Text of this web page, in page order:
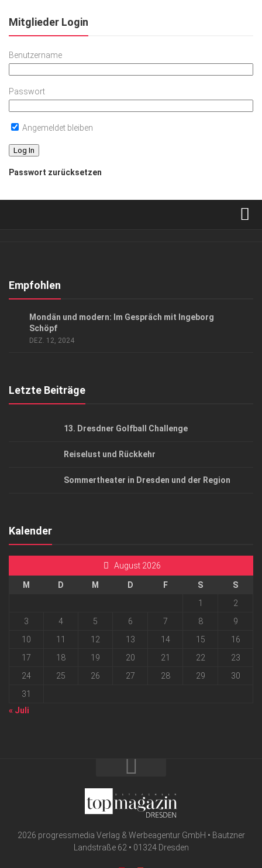
Mitglieder Login
Benutzername
Passwort
Angemeldet bleiben
Passwort zurücksetzen
Kontakt, Impressum
Empfohlen
Mondän und modern: Im Gespräch mit Ingeborg
Schöpf
DEZ. 12, 2024
Letzte Beiträge
13. Dresdner Golfball Challenge
Reiselust und Rückkehr
Sommertheater in Dresden und der Region
Kalender
August 2026
M D M D F S
S
1
2
3
4 5 6 7 8
9
10
11 12 13 14 15
16
17
18 19 20 21 22
23
24
25 26 27 28 29
30
31
« Juli
2026 progressmedia Verlag & Werbeagentur GmbH • Bautzner
Landstraße 62 • 01324 Dresden